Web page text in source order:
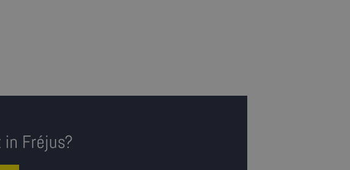
Fréjus?